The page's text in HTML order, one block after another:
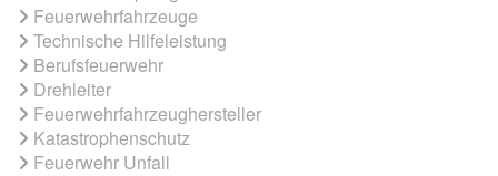
Feuerwehrfahrzeuge
Technische Hilfeleistung
Berufsfeuerwehr
Drehleiter
Feuerwehrfahrzeughersteller
Katastrophenschutz
Feuerwehr Unfall